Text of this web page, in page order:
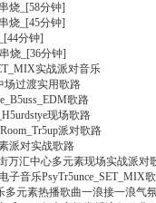
烧_[58分钟]
烧_[45分钟]
分钟]
烧_[36分钟]
实战派对音乐
场过渡实用歌路
歌路
现场歌路
派对歌路
派对实战歌路
万汇中心多元素现场实战派对
子音乐PsyTr5unce_SET_MIX
多元素热播歌曲一浪接一浪气